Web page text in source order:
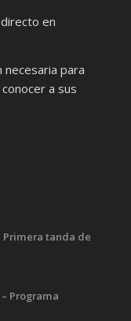
en
necesaria para
a sus
Primera tanda de
Programa